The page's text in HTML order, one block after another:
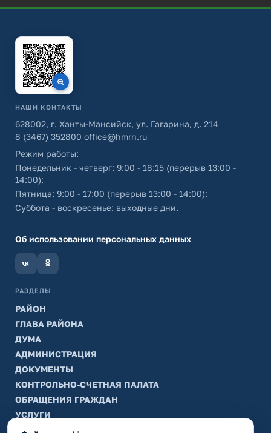
НАШИ КОНТАКТЫ
628002, г. Ханты-Мансийск, ул. Гагарина, д. 214
8 (3467) 352800 office@hmrn.ru
Режим работы:
Понедельник - четверг: 9:00 - 18:15 (перерыв 13:00 -
14:00);
Пятница: 9:00 - 17:00 (перерыв 13:00 - 14:00);
Суббота - воскресенье: выходные дни.
Об использовании персональных данных
РАЗДЕЛЫ
РАЙОН
ГЛАВА РАЙОНА
ДУМА
АДМИНИСТРАЦИЯ
ДОКУМЕНТЫ
КОНТРОЛЬНО-СЧЕТНАЯ ПАЛАТА
ОБРАЩЕНИЯ ГРАЖДАН
УСЛУГИ
ТИК